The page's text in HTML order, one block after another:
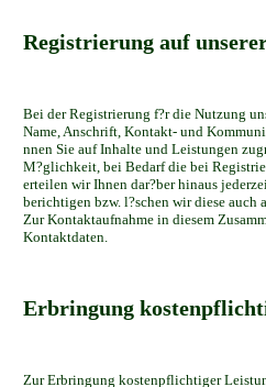
Registrierung auf
Bei der Registrierung f?r die Nutzung
Name, Anschrift, Kontakt- und
nnen Sie auf Inhalte und Leistungen
M?glichkeit, bei Bedarf die bei
erteilen wir Ihnen dar?ber hinaus
berichtigen bzw. l?schen wir diese auch
Zur Kontaktaufnahme in diesem
Kontaktdaten.
Erbringung
Zur Erbringung kostenpflichtiger